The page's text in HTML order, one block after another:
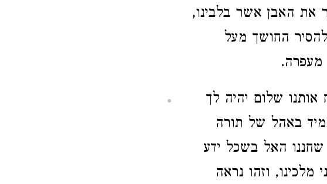
את האבן אשר בלבינו,
החושך מעל
מעפרה.
אותנו שלום יהיה לך
באהל של תורה
שחננו האל בשכל ידע
וזהו נראה